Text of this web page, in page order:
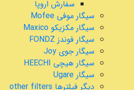
سفارش اروپا
سیگار موفی Mofee
سیگار مکزیکو Maxico
سیگار فوندز FONDZ
سیگار جوی Joy
سیگار هیچی HEECHI
سیگار Ugare
دیگر فیلترها other filters